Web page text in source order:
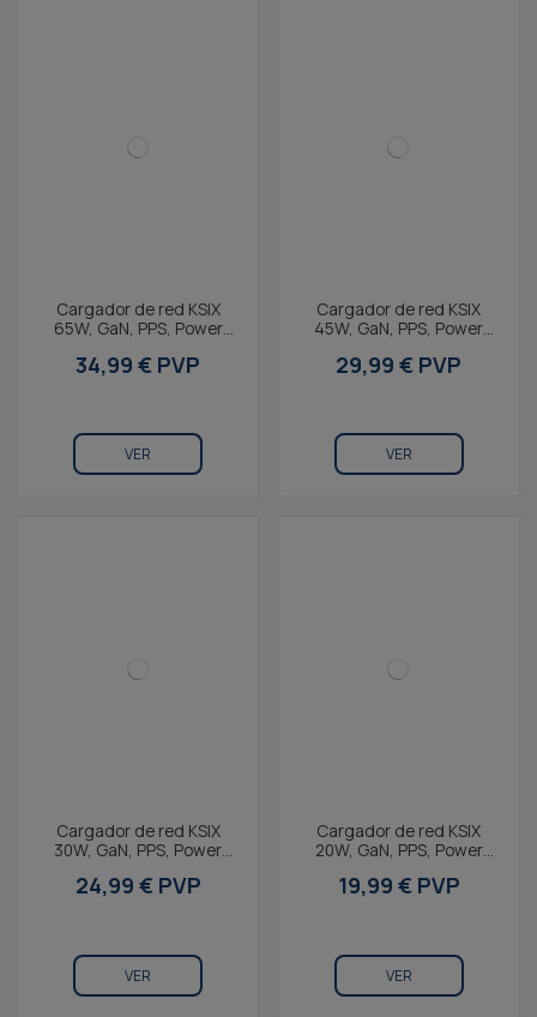
Cargador de red KSIX
65W, GaN, PPS, Power
sostenibles, 2 x USB-C +...
34,99 € PVP
VER
Cargador de red KSIX
45W, GaN, PPS, Power
sostenibles, 1 x USB-C +...
29,99 € PVP
VER
Cargador de red KSIX
30W, GaN, PPS, Power
sostenibles, 1 x USB-C +...
24,99 € PVP
VER
Cargador de red KSIX
20W, GaN, PPS, Power
sostenibles, 1 x USB-C +...
19,99 € PVP
VER